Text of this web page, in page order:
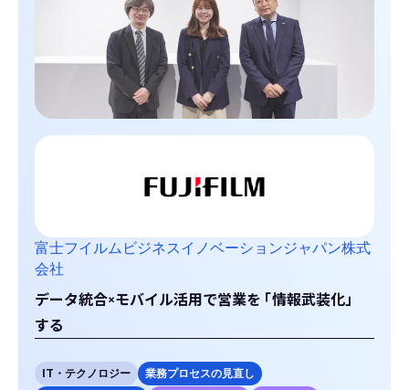
富士フイルムビジネスイノベーションジャパン株式
会社
データ統合×モバイル活用で営業を 「情報武装化」
する
IT・テクノロジー
業務プロセスの見直し